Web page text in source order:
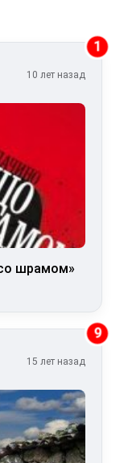
1
10 лет назад
шрамом»
9
15 лет назад